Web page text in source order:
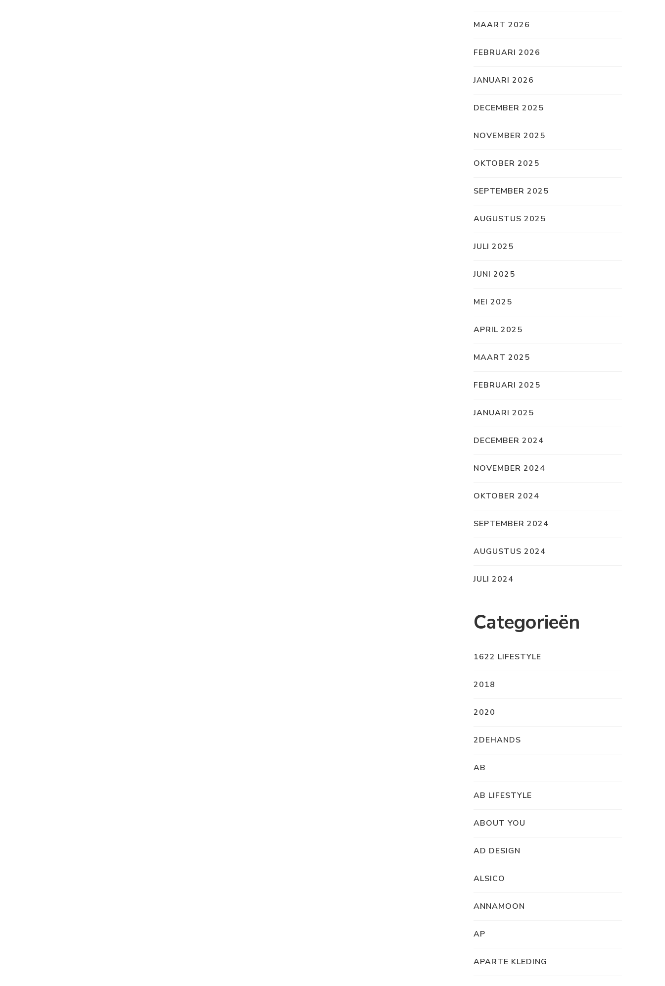
MAART 2026
FEBRUARI 2026
JANUARI 2026
DECEMBER 2025
NOVEMBER 2025
OKTOBER 2025
SEPTEMBER 2025
AUGUSTUS 2025
JULI 2025
JUNI 2025
MEI 2025
APRIL 2025
MAART 2025
FEBRUARI 2025
JANUARI 2025
DECEMBER 2024
NOVEMBER 2024
OKTOBER 2024
SEPTEMBER 2024
AUGUSTUS 2024
JULI 2024
Categorieën
1622 LIFESTYLE
2018
2020
2DEHANDS
AB
AB LIFESTYLE
ABOUT YOU
AD DESIGN
ALSICO
ANNAMOON
AP
APARTE KLEDING